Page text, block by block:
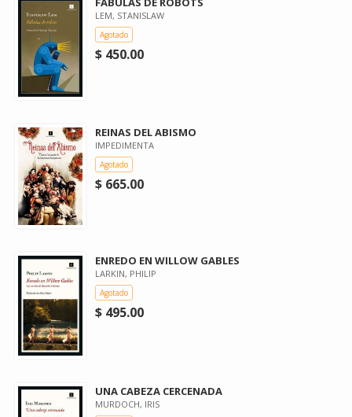
LEM, STANISLAW
Agotado
$ 450.00
REINAS DEL ABISMO
IMPEDIMENTA
Agotado
$ 665.00
ENREDO EN WILLOW GABLES
LARKIN, PHILIP
Agotado
$ 495.00
UNA CABEZA CERCENADA
MURDOCH, IRIS